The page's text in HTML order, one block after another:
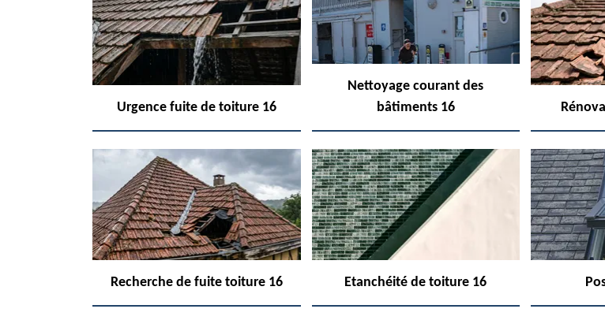
Urgence fuite de toiture 16
Nettoyage courant des
bâtiments 16
Recherche de fuite toiture 16 Etanchéité de toiture 16